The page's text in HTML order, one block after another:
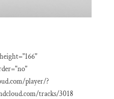
player/?
tracks/3018